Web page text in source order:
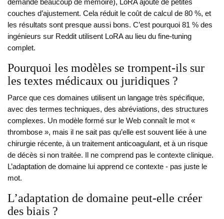
demande beaucoup de mémoire), LoRA ajoute de petites
couches d’ajustement. Cela réduit le coût de calcul de 80 %, et
les résultats sont presque aussi bons. C’est pourquoi 81 % des
ingénieurs sur Reddit utilisent LoRA au lieu du fine-tuning
complet.
Pourquoi les modèles se trompent-ils sur
les textes médicaux ou juridiques ?
Parce que ces domaines utilisent un langage très spécifique,
avec des termes techniques, des abréviations, des structures
complexes. Un modèle formé sur le Web connaît le mot «
thrombose », mais il ne sait pas qu’elle est souvent liée à une
chirurgie récente, à un traitement anticoagulant, et à un risque
de décès si non traitée. Il ne comprend pas le contexte clinique.
L’adaptation de domaine lui apprend ce contexte - pas juste le
mot.
L’adaptation de domaine peut-elle créer
des biais ?